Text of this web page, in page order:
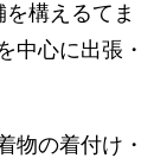
構えるてま
中心に出張・
物の着付け・